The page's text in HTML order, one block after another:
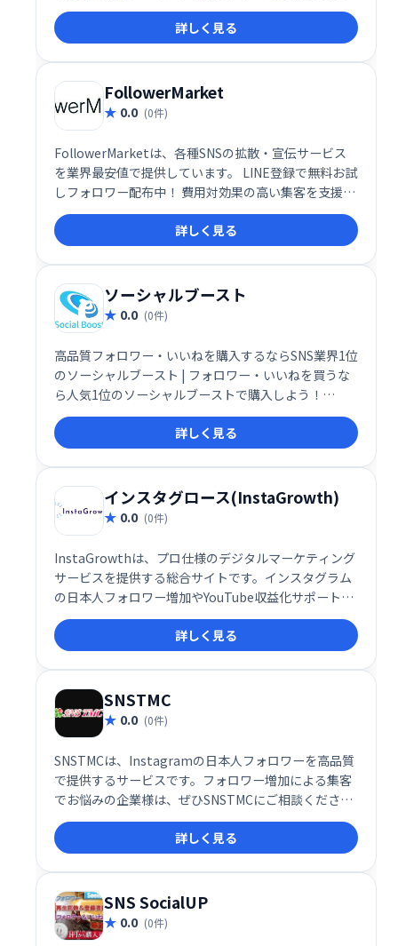
詳しく見る
FollowerMarket
0.0 (0件)
FollowerMarketは、各種SNSの拡散・宣伝サービス
を業界最安値で提供しています。 LINE登録で無料お試
しフォロワー配布中！ 費用対効果の高い集客を支援
し、SNSマーケティングを強力にサポートします。 ア
カウントの認知度向上やエンゲージメント率アップを
目指したい方におすすめです。
詳しく見る
ソーシャルブースト
0.0 (0件)
高品質フォロワー・いいねを購入するならSNS業界1位
のソーシャルブースト | フォロワー・いいねを買うな
ら人気1位のソーシャルブーストで購入しよう！
twitter・instagram・youtube・facebook・
Tiktok・LINEならSocial Boost♪
詳しく見る
インスタグロース(InstaGrowth)
0.0 (0件)
InstaGrowthは、プロ仕様のデジタルマーケティング
サービスを提供する総合サイトです。インスタグラム
の日本人フォロワー増加やYouTube収益化サポートな
ど、多様なサービスでお客様のビジネス成長を支援し
ます。
詳しく見る
SNSTMC
0.0 (0件)
SNSTMCは、Instagramの日本人フォロワーを高品質
で提供するサービスです。フォロワー増加による集客
でお悩みの企業様は、ぜひSNSTMCにご相談くださ
い。SNS集客に関するあらゆるニーズに対応し、ビジ
ネスの成長を支援します。詳しく見る
SNS SocialUP
0.0 (0件)